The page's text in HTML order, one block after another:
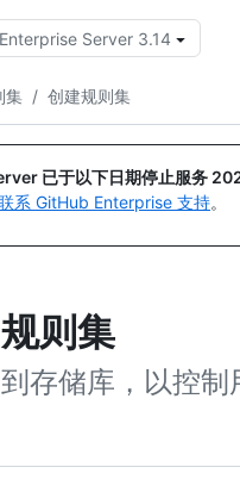
Enterprise Server 3.14
集 / 创建规则集
已于以下日期停止服务
系 GitHub Enterprise 支持。
则集
存储库，以控